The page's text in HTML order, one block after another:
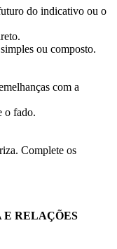
do indicativo ou o
ou composto.
com a
o fado.
Complete os
RELAÇÕES